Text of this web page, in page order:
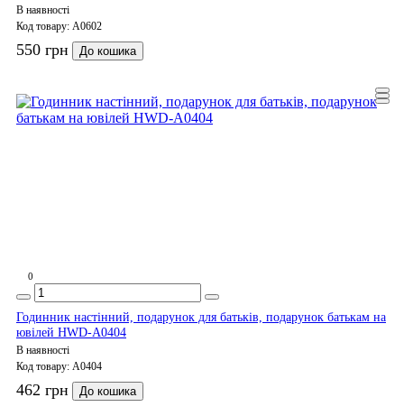
В наявності
Код товару: A0602
550 грн До кошика
0
Годинник настінний, подарунок для батьків, подарунок батькам на
ювілей HWD-A0404
В наявності
Код товару: A0404
462 грн До кошика